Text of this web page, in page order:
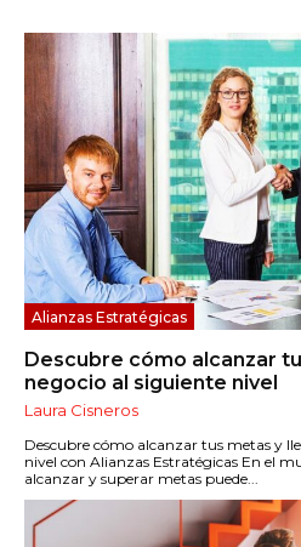
Alianzas Estratégicas
Descubre cómo alcanzar
negocio al siguiente nivel
Laura Cisneros
Descubre cómo alcanzar tus metas y
nivel con Alianzas Estratégicas En el
alcanzar y superar metas puede...